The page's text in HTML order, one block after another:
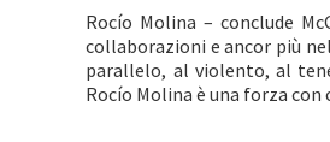
Rocío Molina – conclude
collaborazioni e ancor più
parallelo, al violento, al
Rocío Molina è una forza